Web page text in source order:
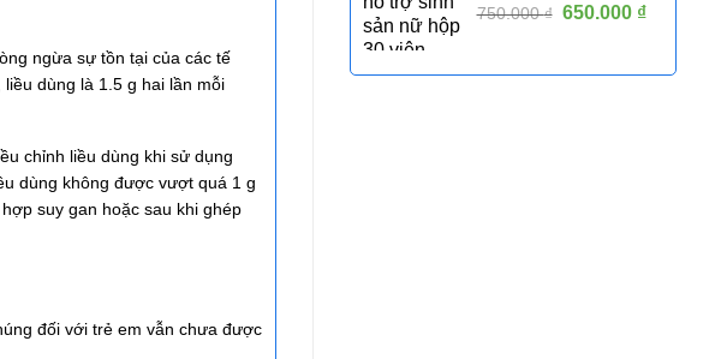
750.000₫ Giá
650.000 ₫
ngừa sự tồn tại của các tế
dùng là 1.5 g hai lần mỗi
chỉnh liều dùng khi sử dụng
dùng không được vượt quá 1 g
suy gan hoặc sau khi ghép
đối với trẻ em vẫn chưa được